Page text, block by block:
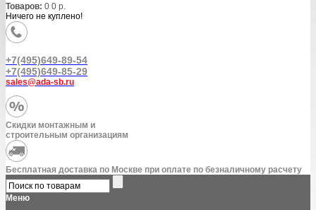
Товаров: 0 0 р.
Ничего не куплено!
+7(495)649-89-54
+7(495)649-85-29
sales@ada-sb.ru
Скидки монтажным и
строительным организациям
Бесплатная доставка по Москве при оплате по безналичному расчету
Меню